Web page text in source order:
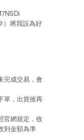
）將我設為好
完成交易，會
單，出貨後再
官網規定，收
到金額為準